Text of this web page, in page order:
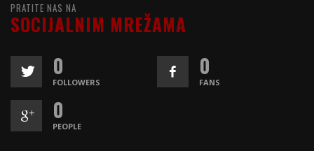
PRATITE NAS NA
SOCIJALNIM MREŽAMA
0
FOLLOWERS
0
FANS
0
PEOPLE